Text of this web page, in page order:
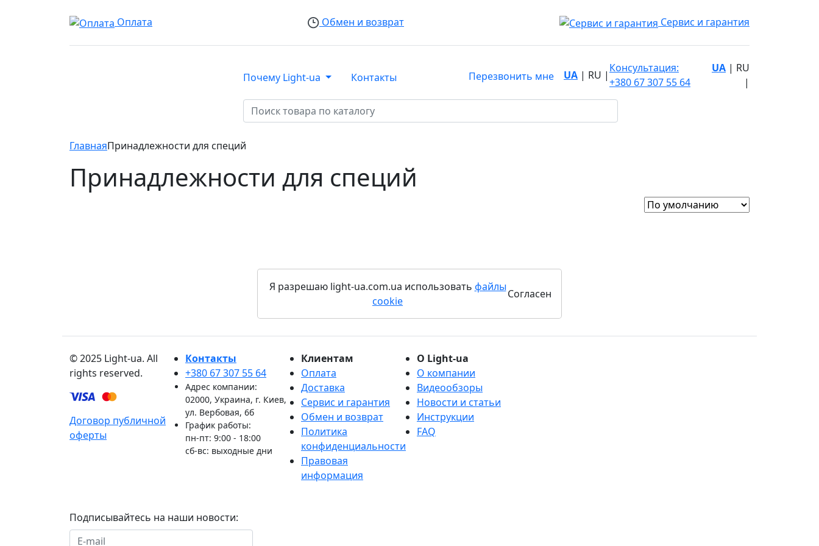
Оплата Обмен и возврат Сервис и гарантия
Почему Light-ua Контакты Перезвонить мне UA | RU |
Консультация:
+380 67 307 55 64
UA | RU
|
ГлавнаяПринадлежности для специй
Принадлежности для специй
Я разрешаю light-ua.com.ua использовать файлы
cookie
Согласен
© 2025 Light-ua. All
rights reserved.
Договор публичной
оферты
Контакты
+380 67 307 55 64
Адрес компании:
02000, Украина, г. Киев,
ул. Вербовая, 6б
График работы:
пн-пт: 9:00 - 18:00
сб-вс: выходные дни
Клиентам
Оплата
Доставка
Сервис и гарантия
Обмен и возврат
Политика
конфиденциальности
Правовая
информация
О Light-ua
О компании
Видеообзоры
Новости и статьи
Инструкции
FAQ
Подписывайтесь на наши новости: